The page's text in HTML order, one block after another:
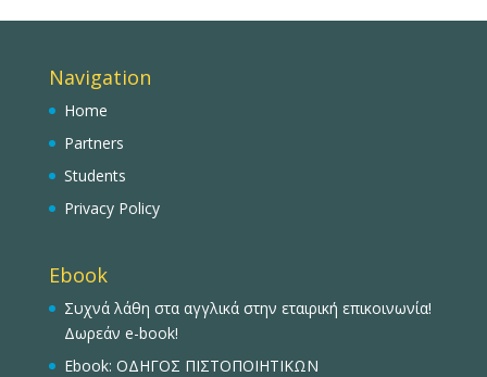
Navigation
Home
Partners
Students
Privacy Policy
Ebook
Συχνά λάθη στα αγγλικά στην εταιρική επικοινωνία!
Δωρεάν e-book!
Ebook: ΟΔΗΓΟΣ ΠΙΣΤΟΠΟΙΗΤΙΚΩΝ